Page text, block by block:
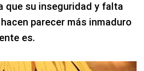
que su inseguridad y falta
parecer más inmaduro
es.